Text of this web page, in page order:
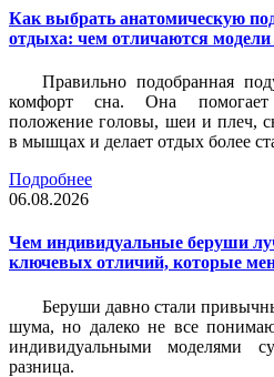
Как выбрать анатомическую
отдыха: чем отличаются
Правильно подобранная
комфорт сна. Она помогает
положение головы, шеи и плеч,
в мышцах и делает отдых более
Подробнее
06.08.2026
Чем индивидуальные беруши
ключевых отличий, которые
Беруши давно стали
шума, но далеко не все
индивидуальными моделями
разница.